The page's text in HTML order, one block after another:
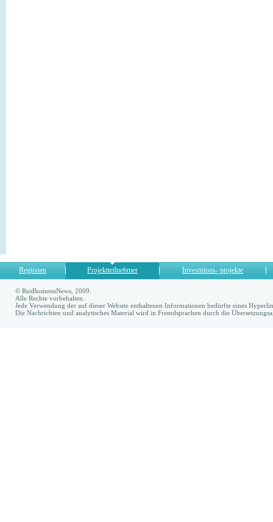
Regionen Projektteilnehmer Investitions- projekte
© RusBusinessNews, 2009.
Alle Rechte vorbehalten.
Jede Verwendung der auf dieser Website enthaltenen Informationen bedürfte eines
Die Nachrichten und analytisches Material wird in Fremdsprachen durch die